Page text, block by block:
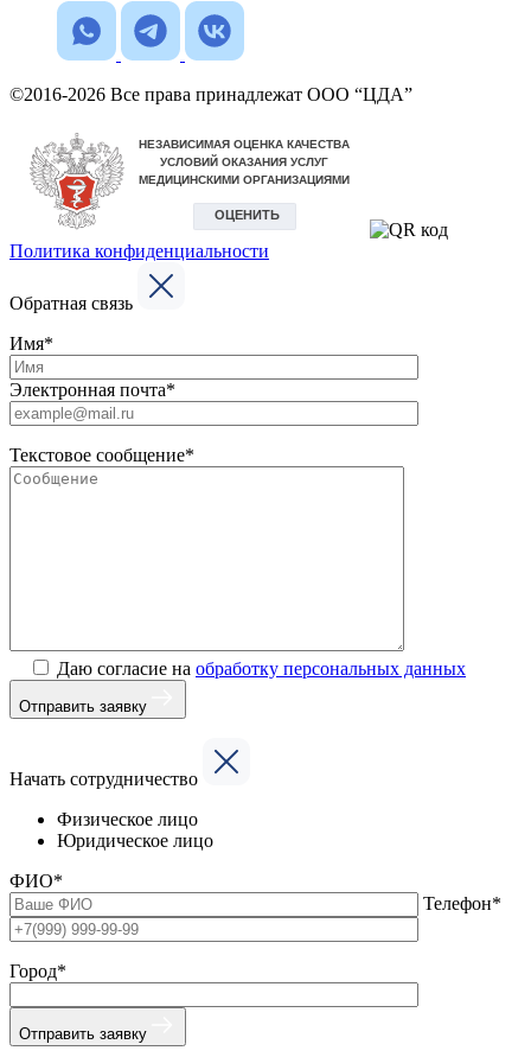
©2016-2026 Все права принадлежат ООО “ЦДА”
Политика конфиденциальности
Обратная связь
Имя*
Электронная почта*
Текстовое сообщение*
Даю согласие на обработку персональных данных
Отправить заявку
Начать сотрудничество
Физическое лицо
Юридическое лицо
ФИО*
Телефон*
Город*
Отправить заявку